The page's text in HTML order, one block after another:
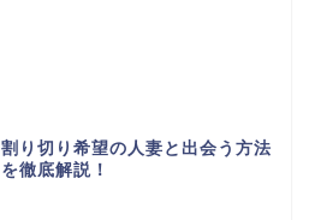
割り切り希望の人妻と出会う方法
を徹底解説！